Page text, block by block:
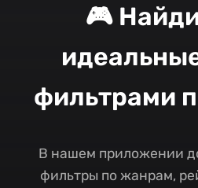
🎮
фильтрами
В нашем приложении
фильтры по жанрам,